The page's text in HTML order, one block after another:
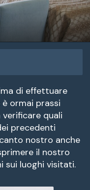
di effettuare
ormai prassi
verificare quali
precedenti
nostro anche
il nostro
sui luoghi visitati.